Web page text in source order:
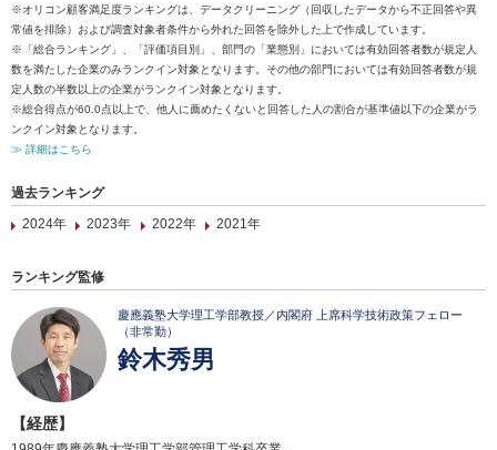
※オリコン顧客満足度ランキングは、データクリーニング（回収したデータから不正回答や異
常値を排除）および調査対象者条件から外れた回答を除外した上で作成しています。
※「総合ランキング」、「評価項目別」、部門の「業態別」においては有効回答者数が規定人
数を満たした企業のみランクイン対象となります。その他の部門においては有効回答者数が規
定人数の半数以上の企業がランクイン対象となります。
※総合得点が60.0点以上で、他人に薦めたくないと回答した人の割合が基準値以下の企業がラ
ンクイン対象となります。
≫ 詳細はこちら
過去ランキング
2024年
2023年 2022年 2021年
ランキング監修
慶應義塾大学理工学部教授／内閣府 上席科学技術政策フェロー
（非常勤）
鈴木秀男
【経歴】